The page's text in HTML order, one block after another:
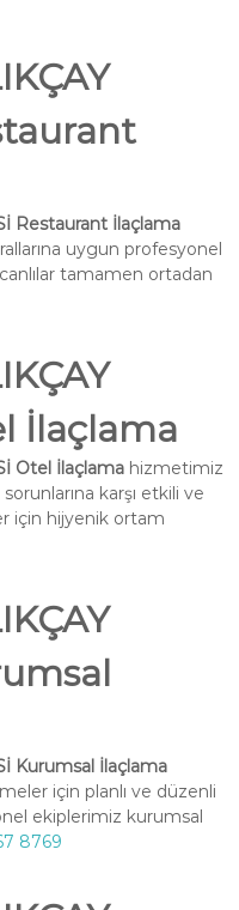
Restaurant İlaçlama
uygun profesyonel
tamamen ortadan
İlaçlama
Otel İlaçlamahizmetimiz
karşı etkili ve
için hijyenik ortam
Kurumsal İlaçlama
için planlı ve düzenli
ekiplerimiz kurumsal
8769